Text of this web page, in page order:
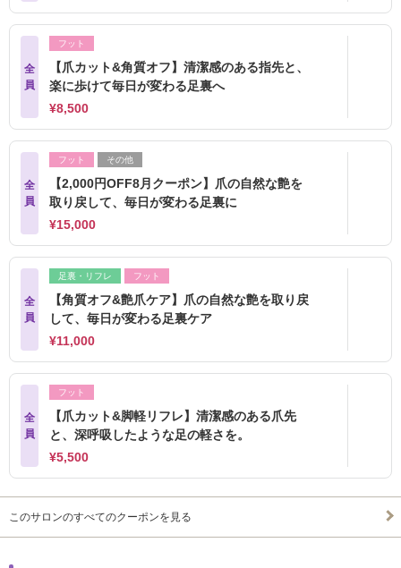
全
員
フット
【爪カット&角質オフ】清潔感のある指先と、
楽に歩けて毎日が変わる足裏へ
¥8,500
全
員
フット その他
【2,000円OFF8月クーポン】爪の自然な艶を
取り戻して、毎日が変わる足裏に
¥15,000
全
員
足裏・リフレ フット
【角質オフ&艶爪ケア】爪の自然な艶を取り戻
して、毎日が変わる足裏ケア
¥11,000
全
員
フット
【爪カット&脚軽リフレ】清潔感のある爪先
と、深呼吸したような足の軽さを。
¥5,500
このサロンのすべてのクーポンを見る